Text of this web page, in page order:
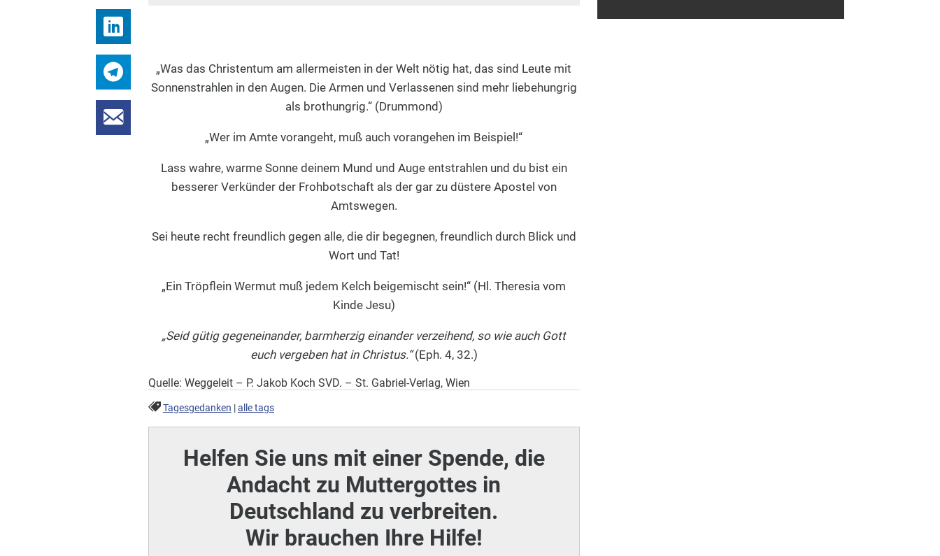
„Was das Christentum am allermeisten in der Welt nötig hat, das sind Leute mit
Sonnenstrahlen in den Augen. Die Armen und Verlassenen sind mehr liebehungrig
als brothungrig.“ (Drummond)
„Wer im Amte vorangeht, muß auch vorangehen im Beispiel!“
Lass wahre, warme Sonne deinem Mund und Auge entstrahlen und du bist ein
besserer Verkünder der Frohbotschaft als der gar zu düstere Apostel von
Amtswegen.
Sei heute recht freundlich gegen alle, die dir begegnen, freundlich durch Blick und
Wort und Tat!
„Ein Tröpflein Wermut muß jedem Kelch beigemischt sein!“ (Hl. Theresia vom
Kinde Jesu)
„Seid gütig gegeneinander, barmherzig einander verzeihend, so wie auch Gott
euch vergeben hat in Christus.“(Eph. 4, 32.)
Quelle: Weggeleit – P. Jakob Koch SVD. – St. Gabriel-Verlag, Wien
Tagesgedanken |alle tags
Helfen Sie uns mit einer Spende, die
Andacht zu Muttergottes in
Deutschland zu verbreiten.
Wir brauchen Ihre Hilfe!